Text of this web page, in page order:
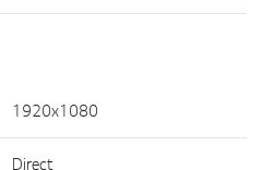
1920x1080
Direct